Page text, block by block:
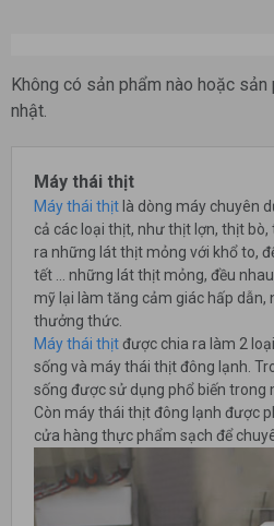
Không có sản phẩm nào hoặc
nhật.
Máy thái thịt
Máy thái thịt là dòng máy chuyên
cả các loại thịt, như thịt lợn, thịt bò,
ra những lát thịt mỏng với khổ to,
tết … những lát thịt mỏng, đều
mỹ lại làm tăng cảm giác hấp dẫn,
thưởng thức.
Máy thái thịtđược chia ra làm 2
sống và máy thái thịt đông lạnh.
sống được sử dụng phổ biến trong
Còn máy thái thịt đông lạnh được
cửa hàng thực phẩm sạch để